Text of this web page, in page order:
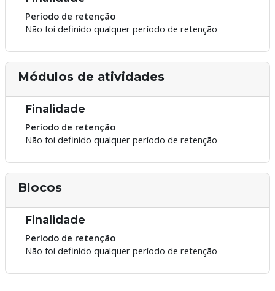
Período de retenção
Não foi definido qualquer período de retenção
Módulos de atividades
Finalidade
Período de retenção
Não foi definido qualquer período de retenção
Blocos
Finalidade
Período de retenção
Não foi definido qualquer período de retenção